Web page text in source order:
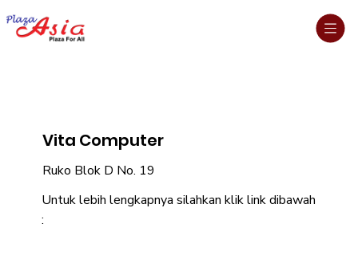
Vita Computer
Ruko Blok D No. 19
Untuk lebih lengkapnya silahkan klik link dibawah
: